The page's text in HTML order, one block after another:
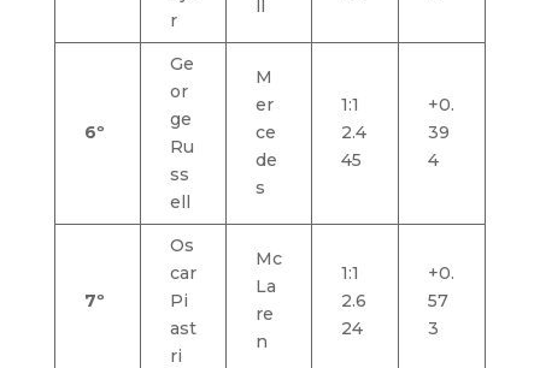
r
ll
6º
Ge
or
ge
Ru
ss
ell
M
er
ce
de
s
1:1
2.4
45
+0.
39
4
7º
Os
car
Pi
ast
ri
Mc
La
re
n
1:1
2.6
24
+0.
57
3